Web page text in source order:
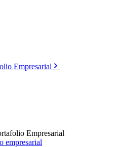
Empresarial
Empresarial
empresarial